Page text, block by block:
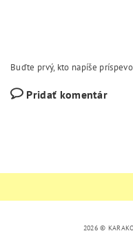
Buďte prvý, kto napíše
Pridať komentár
2026 ©